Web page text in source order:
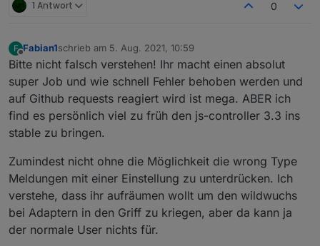
1 Antwort 0
F
Offline
Fabian1schrieb am 5. Aug. 2021, 10:59
zuletzt editiert von
Bitte nicht falsch verstehen! Ihr macht einen absolut
super Job und wie schnell Fehler behoben werden und
auf Github requests reagiert wird ist mega. ABER ich
find es persönlich viel zu früh den js-controller 3.3 ins
stable zu bringen.
Zumindest nicht ohne die Möglichkeit die wrong Type
Meldungen mit einer Einstellung zu unterdrücken. Ich
verstehe, dass ihr aufräumen wollt um den wildwuchs
bei Adaptern in den Griff zu kriegen, aber da kann ja
der normale User nichts für.